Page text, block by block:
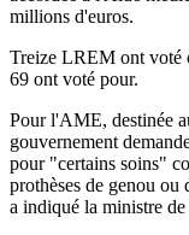
millions d'euros.
Treize LREM ont voté
69 ont voté pour.
Pour l'AME, destinée
gouvernement
pour "certains soins"
prothèses de genou ou
a indiqué la ministre